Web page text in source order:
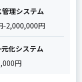
理システム
~2,000,000円
化システム
円